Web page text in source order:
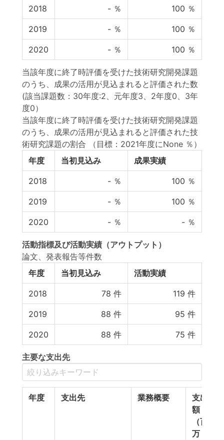
2018 - ％ 100 ％
2019 - ％ 100 ％
2020 - ％ 100 ％
当該年度に終了時評価を受けた技術研究開発課題
のうち、成果の活用が見込まれると評価された数
(該当課題数：30年度:2、元年度3、2年度0、3年
度0）
当該年度に終了時評価を受けた技術研究開発課題
のうち、成果の活用が見込まれると評価された技
術研究課題の割合
（目標：2021年度にNone ％）
年度
当初見込み 成果実績
2018 - ％ 100 ％
2019 - ％ 100 ％
2020 - ％ - ％
活動指標及び活動実績 （アウトプット）
論文、発表報告等件数
年度
当初見込み 活動実績
2018 78 件 119 件
2019 88 件 95 件
2020 88 件 75 件
主要な支出先
年度 支出先 業務概要
支出
額
（百
万